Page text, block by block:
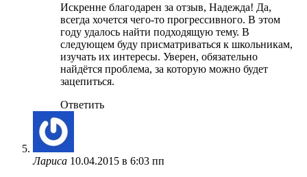
Искренне благодарен за отзыв, Надежда! Да,
всегда хочется чего-то прогрессивного. В этом
году удалось найти подходящую тему. В
следующем буду присматриваться к школьникам,
изучать их интересы. Уверен, обязательно
найдётся проблема, за которую можно будет
зацепиться.
Ответить
Лариса 10.04.2015 в 6:03 пп